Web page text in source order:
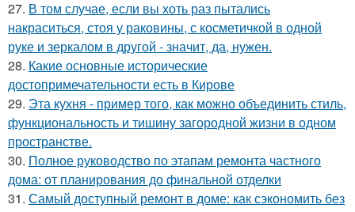
27. В том случае, если вы хоть раз пытались
накраситься, стоя у раковины, с косметичкой в одной
руке и зеркалом в другой - значит, да, нужен.
28. Какие основные исторические
достопримечательности есть в Кирове
29. Эта кухня - пример того, как можно объединить стиль,
функциональность и тишину загородной жизни в одном
пространстве.
30. Полное руководство по этапам ремонта частного
дома: от планирования до финальной отделки
31. Самый доступный ремонт в доме: как сэкономить без